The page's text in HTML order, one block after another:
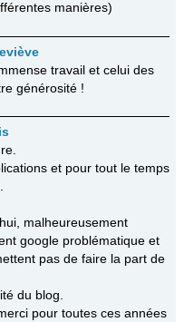
manières)
travail et celui des
générosité !
et pour tout le temps
malheureusement
google problématique et
pas de faire la part de
du blog.
pour toutes ces années